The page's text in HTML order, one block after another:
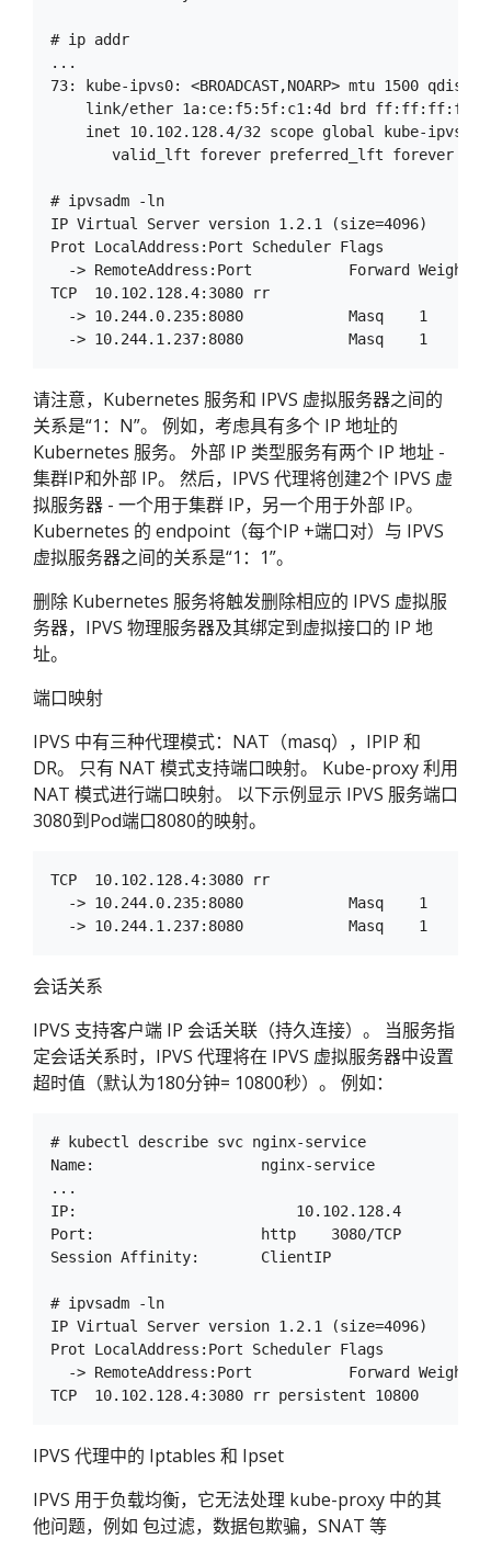
# ip addr
...
73: kube-ipvs0: <BROADCAST,NOARP> mtu 1500 qdisc
link/ether 1a:ce:f5:5f:c1:4d brd
    inet 10.102.128.4/32 scope global kube-ipvs0
       valid_lft forever preferred_lft forever
# ipvsadm -ln
IP Virtual Server version 1.2.1 (size=4096)
Prot LocalAddress:Port Scheduler Flags
-> RemoteAddress:Port           Forward Weight
TCP  10.102.128.4:3080 rr
-> 10.244.0.235:8080            Masq    1
请注意，Kubernetes 服务和 IPVS 虚拟服务器之间的
关系是“1：N”。 例如，考虑具有多个 IP 地址的
Kubernetes 服务。 外部 IP 类型服务有两个 IP 地址 -
集群IP和外部 IP。 然后，IPVS 代理将创建2个 IPVS 虚
拟服务器 - 一个用于集群 IP，另一个用于外部 IP。
Kubernetes 的 endpoint（每个IP +端口对）与 IPVS
虚拟服务器之间的关系是“1：1”。
删除 Kubernetes 服务将触发删除相应的 IPVS 虚拟服
务器，IPVS 物理服务器及其绑定到虚拟接口的 IP 地
址。
端口映射
IPVS 中有三种代理模式：NAT（masq），IPIP 和
DR。 只有 NAT 模式支持端口映射。 Kube-proxy 利用
NAT 模式进行端口映射。 以下示例显示 IPVS 服务端口
3080到Pod端口8080的映射。
TCP  10.102.128.4:3080 rr
-> 10.244.0.235:8080            Masq    1
会话关系
IPVS 支持客户端 IP 会话关联（持久连接）。 当服务指
定会话关系时，IPVS 代理将在 IPVS 虚拟服务器中设置
超时值（默认为180分钟= 10800秒）。 例如：
# kubectl describe svc nginx-service
Name:			nginx-service
...
IP:			    10.102.128.4
Port:			http	3080/TCP
Session Affinity:	ClientIP
# ipvsadm -ln
IP Virtual Server version 1.2.1 (size=4096)
Prot LocalAddress:Port Scheduler Flags
-> RemoteAddress:Port           Forward Weight
IPVS 代理中的 Iptables 和 Ipset
IPVS 用于负载均衡，它无法处理 kube-proxy 中的其
他问题，例如 包过滤，数据包欺骗，SNAT 等